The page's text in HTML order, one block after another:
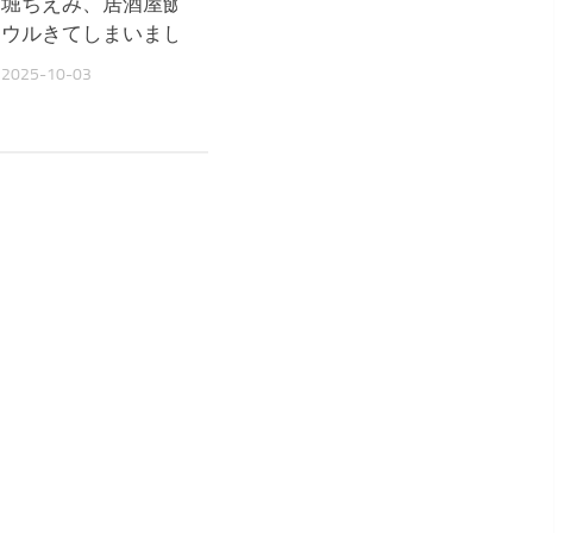
ウルきてしまいました』
2025-10-03